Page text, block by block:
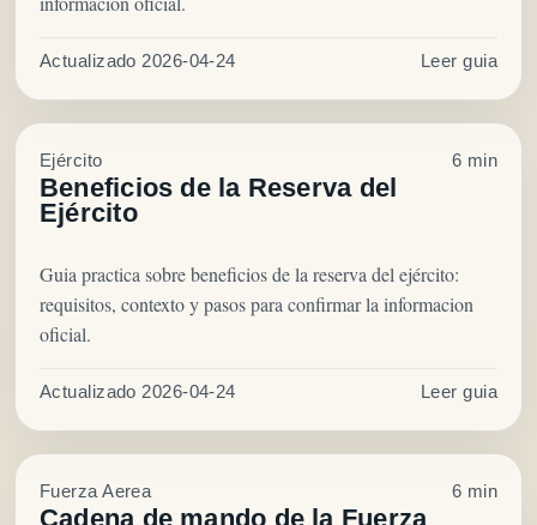
Actualizado 2026-04-24 Leer guia
Ejército 6 min
Beneficios de la Reserva del
Ejército
Guia practica sobre beneficios de la reserva del ejército:
requisitos, contexto y pasos para confirmar la informacion
oficial.
Actualizado 2026-04-24 Leer guia
Fuerza Aerea 6 min
Cadena de mando de la Fuerza